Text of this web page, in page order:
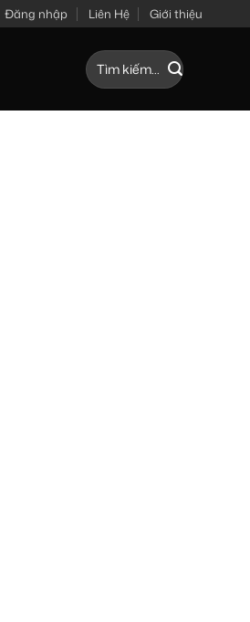
Đăng nhập Liên Hệ Giới thiệu
Tìm
kiếm: